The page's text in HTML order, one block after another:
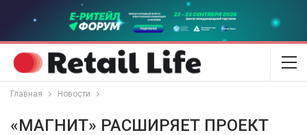
Главная Новости
«МАГНИТ» РАСШИРЯЕТ ПРОЕКТ